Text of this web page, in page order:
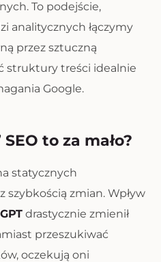
To podejście,
analitycznych łączymy
przez sztuczną
struktury treści idealnie
Google.
to za mało?
statycznych
zmian. Wpływ
drastycznie zmienił
przeszukiwać
oczekują oni